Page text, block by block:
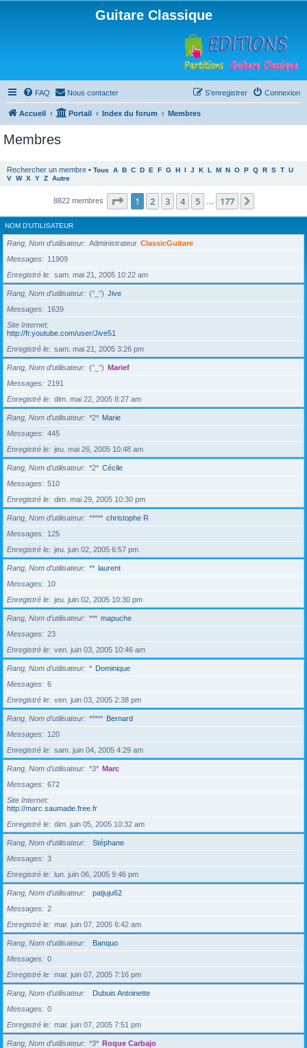
Guitare Classique
FAQ Nous contacter Connexion
S’enregistrer
Accueil Portail Index du forum Membres
Membres
Rechercher un membre • Tous A B C D E F G H I J K L M N O P Q R S T U
V W X Y Z Autre
8822 membres Page 1sur177
1 2 3 4 5 177
NOM D’UTILISATEUR
Rang, Nom d’utilisateur Administrateur ClassicGuitare
Messages
11909
Enregistré le
sam. mai 21, 2005 10:22 am
Rang, Nom d’utilisateur (°_°) Jive
Messages
1639
Site Internet
http://fr.youtube.com/user/Jive51
Enregistré le
sam. mai 21, 2005 3:26 pm
Rang, Nom d’utilisateur (°_°) Marief
Messages
2191
Enregistré le
dim. mai 22, 2005 8:27 am
Rang, Nom d’utilisateur *2* Marie
Messages
445
Enregistré le
jeu. mai 26, 2005 10:48 am
Rang, Nom d’utilisateur *2* Cécile
Messages
510
Enregistré le
dim. mai 29, 2005 10:30 pm
Rang, Nom d’utilisateur ***** christophe R
Messages
125
Enregistré le
jeu. juin 02, 2005 6:57 pm
Rang, Nom d’utilisateur ** laurent
Messages
10
Enregistré le
jeu. juin 02, 2005 10:30 pm
Rang, Nom d’utilisateur *** mapuche
Messages
23
Enregistré le
ven. juin 03, 2005 10:46 am
Rang, Nom d’utilisateur * Dominique
Messages
6
Enregistré le
ven. juin 03, 2005 2:38 pm
Rang, Nom d’utilisateur ***** Bernard
Messages
120
Enregistré le
sam. juin 04, 2005 4:29 am
Rang, Nom d’utilisateur *3* Marc
Messages
672
Site Internet
http://marc.saumade.free.fr
Enregistré le
dim. juin 05, 2005 10:32 am
Rang, Nom d’utilisateur
Stéphane
Messages
3
Enregistré le
lun. juin 06, 2005 9:46 pm
Rang, Nom d’utilisateur
patjuju62
Messages
2
Enregistré le
mar. juin 07, 2005 6:42 am
Rang, Nom d’utilisateur
Banquo
Messages
0
Enregistré le
mar. juin 07, 2005 7:16 pm
Rang, Nom d’utilisateur
Dubuis Antoinette
Messages
0
Enregistré le
mar. juin 07, 2005 7:51 pm
Rang, Nom d’utilisateur *3* Roque Carbajo